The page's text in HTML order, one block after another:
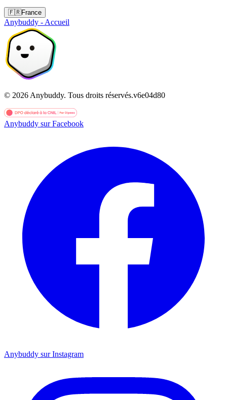
🇫🇷France
Anybuddy - Accueil
© 2026 Anybuddy. Tous droits réservés.v6e04d80
Anybuddy sur Facebook
Anybuddy sur Instagram